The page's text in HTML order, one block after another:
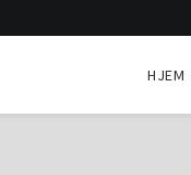
HJEM